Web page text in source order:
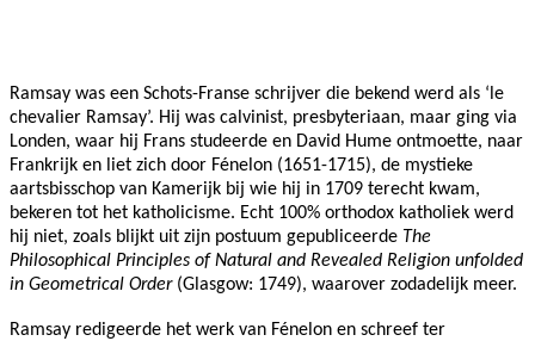
Ramsay was een Schots-Franse schrijver die bekend werd als ‘le
chevalier Ramsay’. Hij was calvinist, presbyteriaan, maar ging via
Londen, waar hij Frans studeerde en David Hume ontmoette, naar
Frankrijk en liet zich door Fénelon (1651-1715), de mystieke
aartsbisschop van Kamerijk bij wie hij in 1709 terecht kwam,
bekeren tot het katholicisme. Echt 100% orthodox katholiek werd
hij niet, zoals blijkt uit zijn postuum gepubliceerde The
Philosophical Principles of Natural and Revealed Religion unfolded
in Geometrical Order(Glasgow: 1749), waarover zodadelijk meer.
Ramsay redigeerde het werk van Fénelon en schreef ter